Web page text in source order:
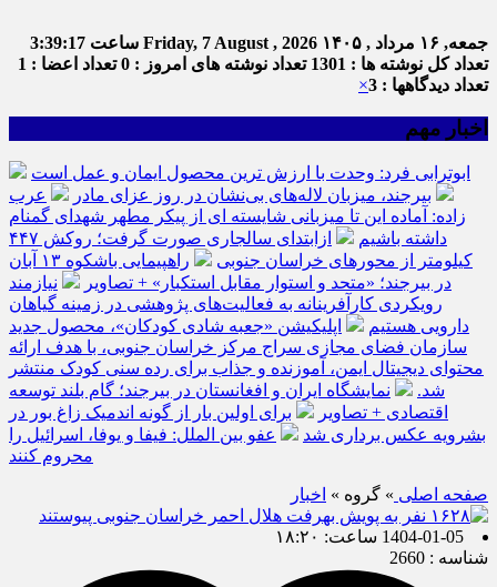
جمعه, ۱۶ مرداد , ۱۴۰۵ Friday, 7 August , 2026 ساعت 3:39:18
تعداد کل نوشته ها : 1301
تعداد نوشته های امروز : 0
تعداد اعضا : 1
تعداد دیدگاهها : 3
×
اخبار مهم
ابوترابی فرد: وحدت با ارزش ترین محصول ایمان و عمل است
بیرجند، میزبان لاله‌های بی‌نشان در روز عزای مادر
عرب
زاده: آماده این تا میزبانی شایسته ای از پیکر مطهر شهدای گمنام
داشته باشیم
ازابتدای سالجاری صورت گرفت؛ روکش ۴۴۷
کیلومتر از محورهای خراسان جنوبی
راهپیمایی باشکوه ۱۳ آبان
در بیرجند؛ «متحد و استوار مقابل استکبار» + تصاویر
نیازمند
رویکردی کارآفرینانه به فعالیت‌های پژوهشی در زمینه گیاهان
دارویی هستیم
اپلیکیشن «جعبه شادی کودکان»، محصول جدید
سازمان فضای مجازی سراج مرکز خراسان جنوبی، با هدف ارائه
محتوای دیجیتال ایمن، آموزنده و جذاب برای رده سنی کودک منتشر
شد.
نمایشگاه ایران و افغانستان در بیرجند؛ گام بلند توسعه
اقتصادی + تصاویر
برای اولین بار از گونه اندمیک زاغ بور در
بشرویه عکس برداری شد
عفو بین الملل: فیفا و یوفا، اسرائیل را
محروم کنند
صفحه اصلی » گروه » اخبار
1404-01-05 ساعت: ۱۸:۲۰
شناسه : 2660